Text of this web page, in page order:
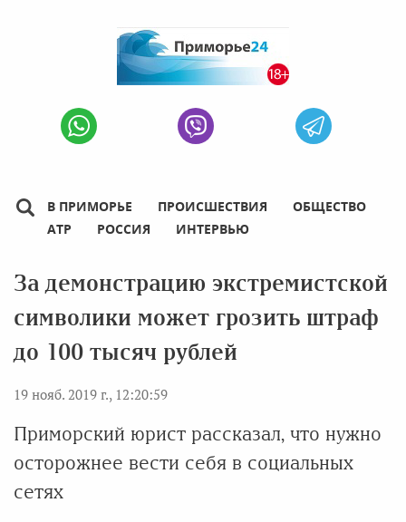
В ПРИМОРЬЕ ПРОИСШЕСТВИЯ
ОБЩЕСТВО
АТР
РОССИЯ ИНТЕРВЬЮ
За демонстрацию экстремистской
символики может грозить штраф
до 100 тысяч рублей
19 нояб. 2019 г., 12:20:59
Приморский юрист рассказал, что нужно
осторожнее вести себя в социальных
сетях